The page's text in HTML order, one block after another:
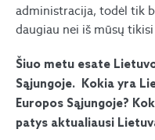
administracija, todėl tik
daugiau nei iš mūsų
Šiuo metu esate
Sąjungoje. Kokia yra
Europos Sąjungoje?
patys aktualiausi